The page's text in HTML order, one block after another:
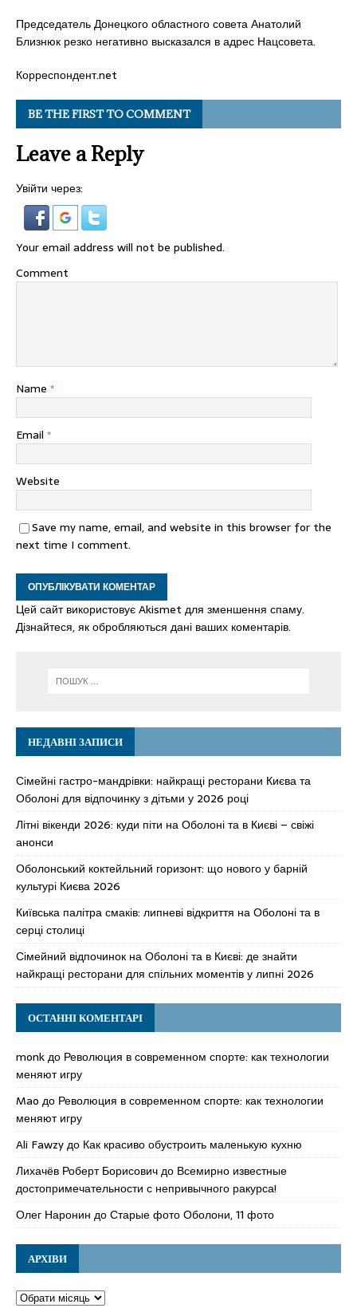
Председатель Донецкого областного совета Анатолий
Близнюк резко негативно высказался в адрес Нацсовета.
Корреспондент.net
BE THE FIRST TO COMMENT
Leave a Reply
Увійти через:
Your email address will not be published.
Comment
Name *
Email *
Website
Save my name, email, and website in this browser for the
next time I comment.
Цей сайт використовує Akismet для зменшення спаму.
Дізнайтеся, як обробляються дані ваших коментарів.
НЕДАВНІ ЗАПИСИ
Сімейні гастро-мандрівки: найкращі ресторани Києва та
Оболоні для відпочинку з дітьми у 2026 році
Літні вікенди 2026: куди піти на Оболоні та в Києві – свіжі
анонси
Оболонський коктейльний горизонт: що нового у барній
культурі Києва 2026
Київська палітра смаків: липневі відкриття на Оболоні та в
серці столиці
Сімейний відпочинок на Оболоні та в Києві: де знайти
найкращі ресторани для спільних моментів у липні 2026
ОСТАННІ КОМЕНТАРІ
monkдо Революция в современном спорте: как технологии
меняют игру
Mao до Революция в современном спорте: как технологии
меняют игру
Ali Fawzyдо Как красиво обустроить маленькую кухню
Лихачёв Роберт Борисовичдо Всемирно известные
достопримечательности с непривычного ракурса!
Олег Наронин доСтарые фото Оболони, 11 фото
АРХІВИ